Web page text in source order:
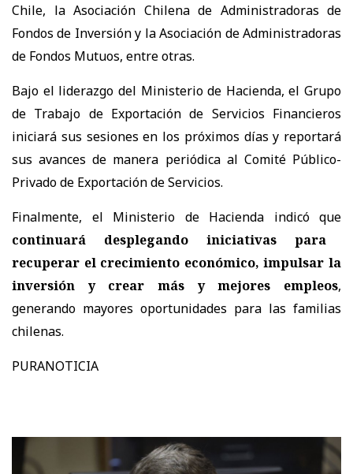
Chile, la Asociación Chilena de Administradoras de
Fondos de Inversión y la Asociación de Administradoras
de Fondos Mutuos, entre otras.
Bajo el liderazgo del Ministerio de Hacienda, el Grupo
de Trabajo de Exportación de Servicios Financieros
iniciará sus sesiones en los próximos días y reportará
sus avances de manera periódica al Comité Público-
Privado de Exportación de Servicios.
Finalmente, el Ministerio de Hacienda indicó que
continuará desplegando iniciativas para
recuperar el crecimiento económico, impulsar la
inversión y crear más y mejores empleos,
generando mayores oportunidades para las familias
chilenas.
PURANOTICIA